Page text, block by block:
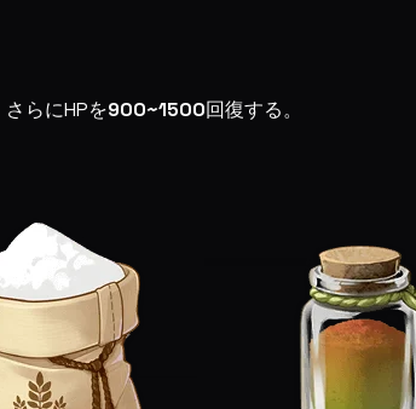
らにHPを900~1500回復する。